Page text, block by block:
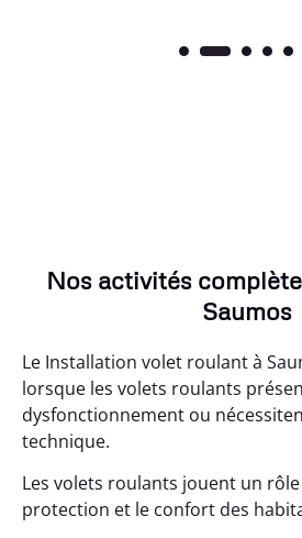
Nos activités
Saumos
Le Installation volet roulant à
lorsque les volets roulants
dysfonctionnement ou
technique.
Les volets roulants jouent un
protection et le confort des